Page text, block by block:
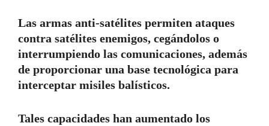
Las armas anti-satélites permiten ataques
contra satélites enemigos, cegándolos o
interrumpiendo las comunicaciones, además
de proporcionar una base tecnológica para
interceptar misiles balísticos.
Tales capacidades han aumentado los